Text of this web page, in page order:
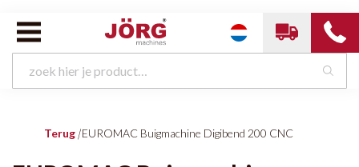
Terug |EUROMAC Buigmachine Digibend 200 CNC